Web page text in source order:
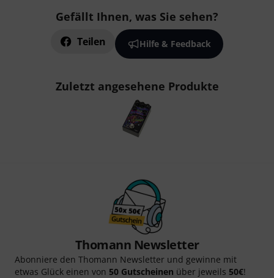
Gefällt Ihnen, was Sie sehen?
Teilen Hilfe & Feedback
Zuletzt angesehene Produkte
Thomann Newsletter
Abonniere den Thomann Newsletter und gewinne mit
etwas Glück einen von 50 Gutscheinen über jeweils 50€!